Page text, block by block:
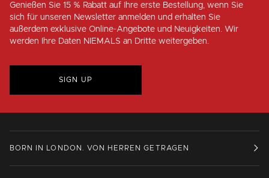
Genießen Sie 15 % Rabatt auf Ihre erste Bestellung, wenn Sie
sich für unseren Newsletter anmelden und erhalten Sie
außerdem exklusive Online-Angebote und Neuigkeiten. Wir
werden Ihre Daten NIEMALS an Dritte weitergeben.
SIGN UP
BORN IN LONDON. VON HERREN GETRAGEN